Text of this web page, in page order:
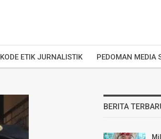
KODE ETIK JURNALISTIK PEDOMAN MEDIA
BERITA